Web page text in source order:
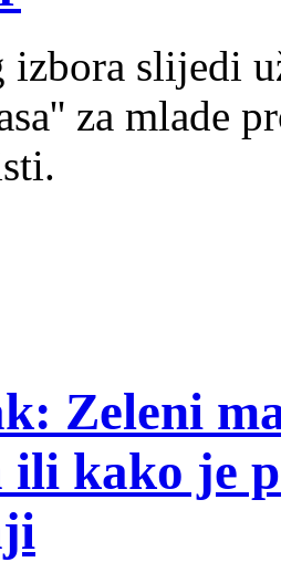
izbora slijedi
za mlade
Zeleni
kako je